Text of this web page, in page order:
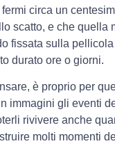
circa un
scatto, e che quella
fissata sulla pellicola
durato ore o giorni.
è proprio per
immagini gli eventi
rivivere anche
molti momenti